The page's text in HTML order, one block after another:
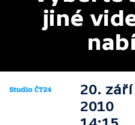
jiné
20. září
2010